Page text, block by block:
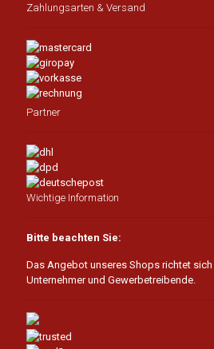
Zahlungsarten & Versand
Partner
Wichtige Information
Bitte beachten Sie:
Das Angebot unseres Shops richtet
Unternehmer und Gewerbetreibende.